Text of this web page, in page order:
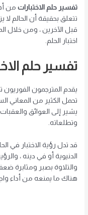
تفسير حلم الاختبارات من
تتعلق بحقيقة أن الحالم
قبل الآخرين ، ومن خلال
اختبار الحلم.
تفسير حلم
يقدم المترجمون الفوريون
تحمل الكثير من المعاني
يشير إلى العوائق
وتطلعاته.
قد تدل رؤية الاختبار في
الدنيوية أو في دينه ،
والتلاوة بصبر ومثابرة
هناك ما يمنعه من أداء